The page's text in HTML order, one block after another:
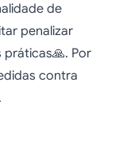
de
penalizar
práticas🙏. Por
contra